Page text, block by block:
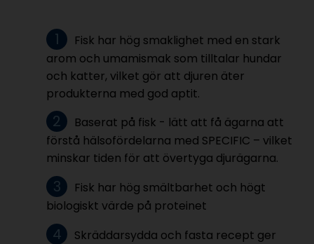
Fisk har hög smaklighet med en stark
arom och umamismak som tilltalar hundar
och katter, vilket gör att djuren äter
produkterna med god aptit.
Baserat på fisk - lätt att få ägarna att
förstå hälsofördelarna med SPECIFIC – vilket
minskar tiden för att övertyga djurägarna.
Fisk har hög smältbarhet och högt
biologiskt värde på proteinet
Skräddarsydda och fasta recept ger